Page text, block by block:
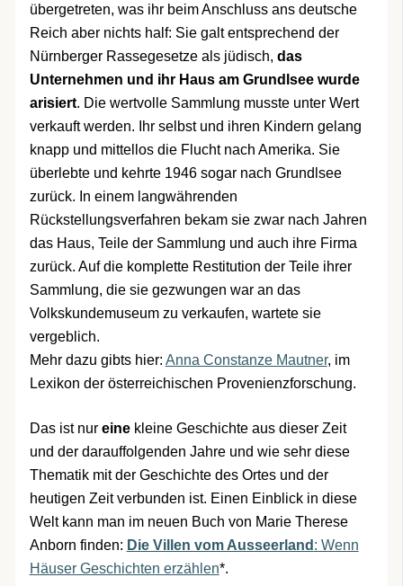
übergetreten, was ihr beim Anschluss ans deutsche
Reich aber nichts half: Sie galt entsprechend der
Nürnberger Rassegesetze als jüdisch, das
Unternehmen und ihr Haus am Grundlsee wurde
arisiert. Die wertvolle Sammlung musste unter Wert
verkauft werden. Ihr selbst und ihren Kindern gelang
knapp und mittellos die Flucht nach Amerika. Sie
überlebte und kehrte 1946 sogar nach Grundlsee
zurück. In einem langwährenden
Rückstellungsverfahren bekam sie zwar nach Jahren
das Haus, Teile der Sammlung und auch ihre Firma
zurück. Auf die komplette Restitution der Teile ihrer
Sammlung, die sie gezwungen war an das
Volkskundemuseum zu verkaufen, wartete sie
vergeblich.
Mehr dazu gibts hier: Anna Constanze Mautner, im
Lexikon der österreichischen Provenienzforschung.
Das ist nur einekleine Geschichte aus dieser Zeit
und der darauffolgenden Jahre und wie sehr diese
Thematik mit der Geschichte des Ortes und der
heutigen Zeit verbunden ist. Einen Einblick in diese
Welt kann man im neuen Buch von Marie Therese
Anborn finden: Die Villen vom Ausseerland : Wenn
Häuser Geschichten erzählen*.